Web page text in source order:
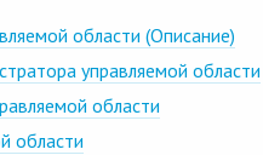
области (Описание)
управляемой области
области
области